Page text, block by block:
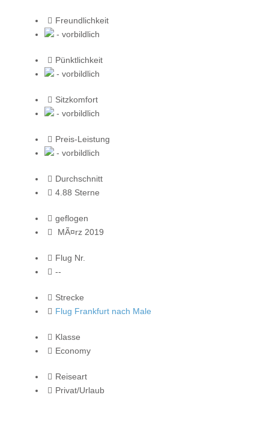
Freundlichkeit
- vorbildlich
Pünktlichkeit
- vorbildlich
Sitzkomfort
- vorbildlich
Preis-Leistung
- vorbildlich
Durchschnitt
4.88 Sterne
geflogen
MÃ¤rz 2019
Flug Nr.
--
Strecke
Flug Frankfurt nach Male
Klasse
Economy
Reiseart
Privat/Urlaub